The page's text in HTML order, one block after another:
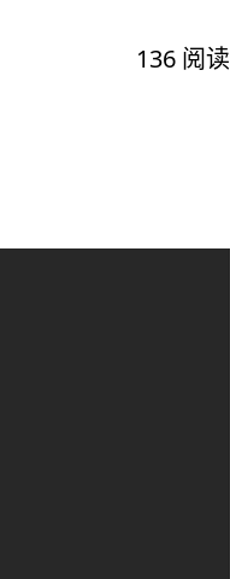
136 阅读